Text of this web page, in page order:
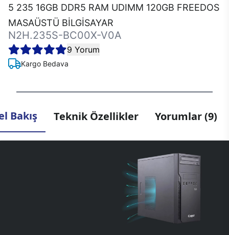
5 235 16GB DDR5 RAM UDIMM 120GB FREEDOS
MASAÜSTÜ BİLGİSAYAR
N2H.235S-BC00X-V0A
9 Yorum
Kargo Bedava
Bakış Teknik Özellikler Yorumlar (9)